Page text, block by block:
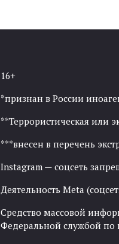
16+
*признан в России
**Террористическая или
***внесен в перечень
Instagram — соцсеть
Деятельность Meta
Средство массовой
Федеральной службой по